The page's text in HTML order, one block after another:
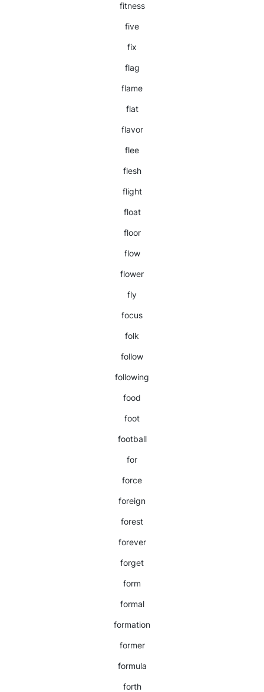
fitness
five
fix
flag
flame
flat
flavor
flee
flesh
flight
float
floor
flow
flower
fly
focus
folk
follow
following
food
foot
football
for
force
foreign
forest
forever
forget
form
formal
formation
former
formula
forth